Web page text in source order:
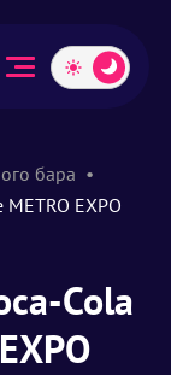
бара
EXPO
Cola